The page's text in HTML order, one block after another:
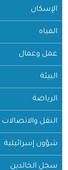
الإسكان
المياه
عمل وعمال
البيئة
الرياضة
النقل والاتصالات
شؤون إسرائيلية
سجل الخالدين